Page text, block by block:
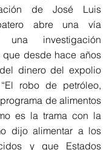
de José Luis
abre una vía
investigación
que desde hace años
dinero del expolio
robo de petróleo,
de alimentos
es la trama con la
dijo alimentar a los
y que Estados